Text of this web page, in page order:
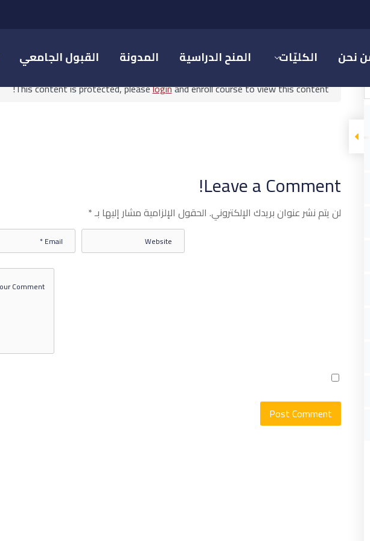
القبول الجامعي المدونة المنح الدراسية الكليّات نحن
المنشآت السياحية والترفيهية
الأعمال السياحية والترفيهية تشغيل المنشآت السياحية والترفيهية
This content is protected, pleaseloginand enroll course to view this content!
Leave a Comment!
لن يتم نشر عنوان بريدك الإلكتروني. الحقول الإلزامية مشار إليها بـ*